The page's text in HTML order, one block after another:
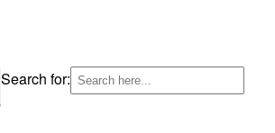
Search for: